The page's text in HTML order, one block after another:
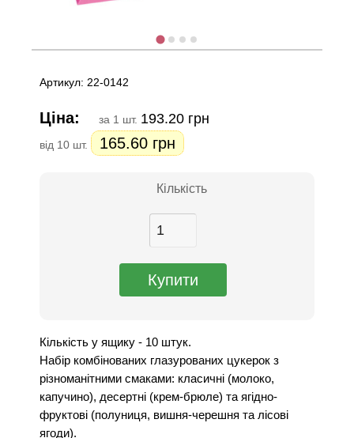
Артикул: 22-0142
Ціна: за 1 шт. 193.20 грн
від 10 шт. 165.60 грн
Кількість
Кількість у ящику - 10 штук.
Набір комбінованих глазурованих цукерок з
різноманітними смаками: класичні (молоко,
капучино), десертні (крем-брюле) та ягідно-
фруктові (полуниця, вишня-черешня та лісові
ягоди).